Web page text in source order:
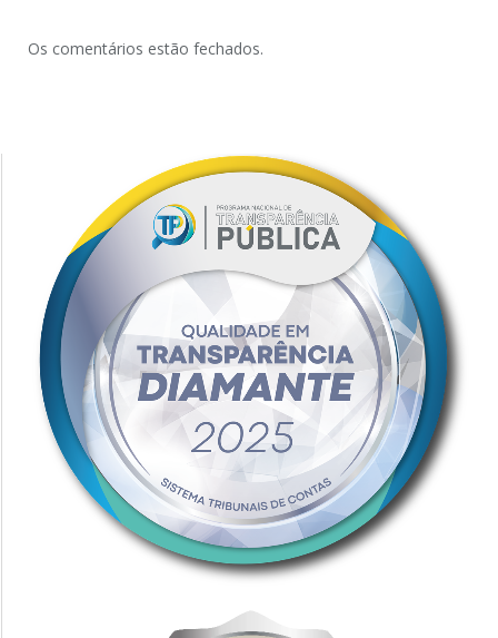
Os comentários estão fechados.